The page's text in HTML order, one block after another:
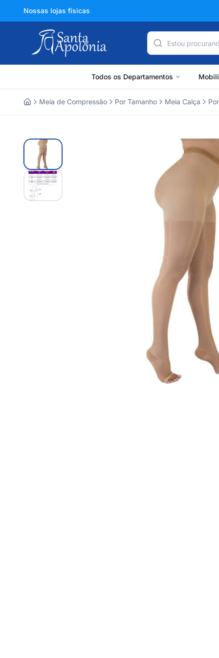
Nossas lojas físicas
Todos os Departamentos
Meia de Compressão Por Tamanho Meia Calça